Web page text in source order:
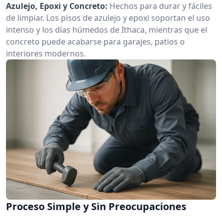
Azulejo, Epoxi y Concreto: Hechos para durar y fáciles
de limpiar. Los pisos de azulejo y epoxi soportan el uso
intenso y los días húmedos de Ithaca, mientras que el
concreto puede acabarse para garajes, patios o
interiores modernos.
Proceso Simple y Sin Preocupaciones